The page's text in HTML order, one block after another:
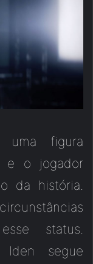
figura
e o jogador
da história.
status.
Iden segue